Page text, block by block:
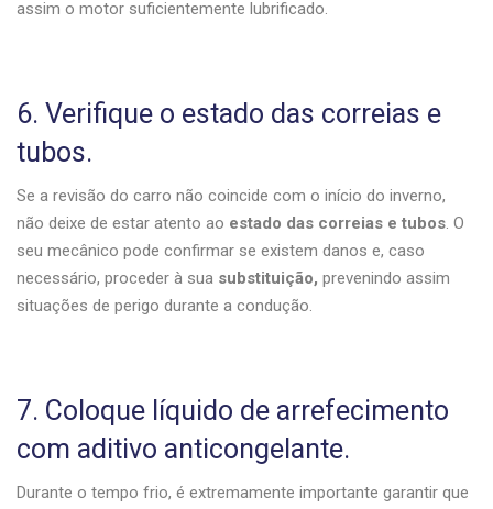
assim o motor suficientemente lubrificado.
6. Verifique o estado das correias e
tubos.
Se a revisão do carro não coincide com o início do inverno,
não deixe de estar atento ao estado das correias e tubos. O
seu mecânico pode confirmar se existem danos e, caso
necessário, proceder à sua substituição, prevenindo assim
situações de perigo durante a condução.
7. Coloque líquido de arrefecimento
com aditivo anticongelante.
Durante o tempo frio, é extremamente importante garantir que